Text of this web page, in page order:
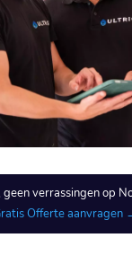
verrassingen op
Offerte aanvragen